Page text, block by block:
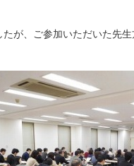
が、ご参加いただいた先